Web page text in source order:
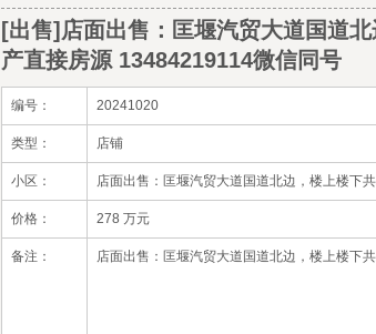
[出售]店面出售：匡堰汽贸大道国道
产直接房源 13484219114微信同号
编号： 20241020
类型： 店铺
小区： 店面出售：匡堰汽贸大道国道北边，楼上楼下
价格： 278 万元
备注： 店面出售：匡堰汽贸大道国道北边，楼上楼下